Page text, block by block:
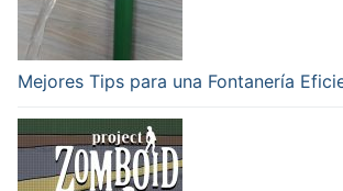
Mejores Tips para una Fontanería